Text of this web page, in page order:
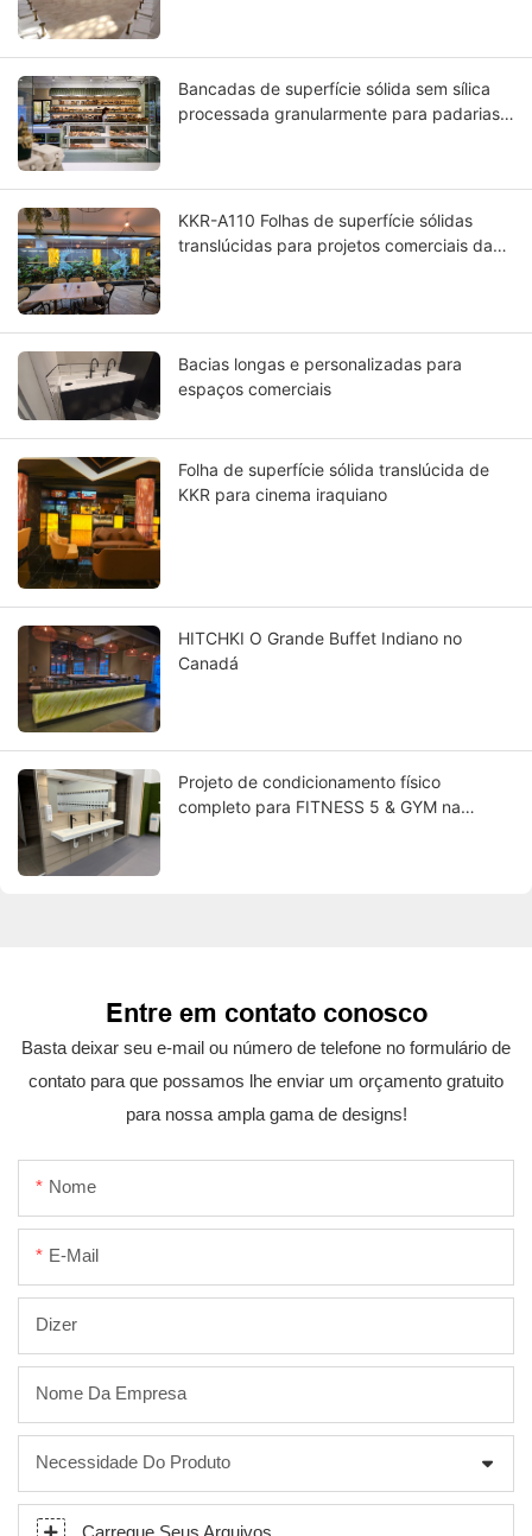
Bancadas de superfície sólida sem sílica
processada granularmente para padarias
KKR-A110 Folhas de superfície sólidas
translúcidas para projetos comerciais da
Bacias longas e personalizadas para
espaços comerciais
Folha de superfície sólida translúcida de
KKR para cinema iraquiano
HITCHKI O Grande Buffet Indiano no
Canadá
Projeto de condicionamento físico
completo para FITNESS 5 & GYM na
Entre em contato conosco
Basta deixar seu e-mail ou número de telefone no formulário de
contato para que possamos lhe enviar um orçamento gratuito
para nossa ampla gama de designs!
Nome
E-Mail
Dizer
Nome Da Empresa
Necessidade Do Produto
Carregue Seus Arquivos